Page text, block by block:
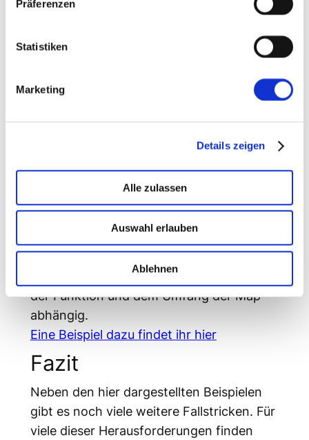
Präferenzen
Statistiken
Marketing
Details zeigen
Alle zulassen
Auswahl erlauben
Ablehnen
die Map auf einem Mobilen Gerät genutzt
unterstützt, jedoch lässt die Bedienbarkeit
man die Website und berührt dabei mit
man die Einbindung mittels der Javascript
API, ist diese Entscheidung natürlich von
der Funktion und dem Umfang der Map
abhängig.
Eine Beispiel dazu findet ihr hier
Fazit
Neben den hier dargestellten Beispielen
gibt es noch viele weitere Fallstricken. Für
viele dieser Herausforderungen finden